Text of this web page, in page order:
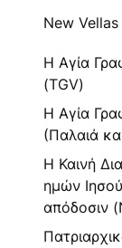
New
Η Αγία
(TGV)
Η Αγία
(Παλαιά
Η Καινή
ημών
απόδοσιν